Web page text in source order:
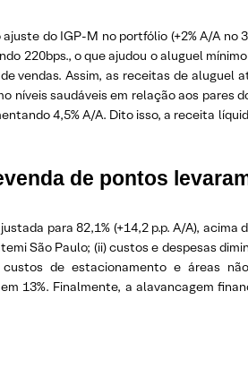
do IGP-M no portfólio (+2% A/A no
220bps., o que ajudou o aluguel
Assim, as receitas de aluguel
níveis saudáveis em relação aos pares
4,5% A/A. Dito isso, a receita
de pontos
para 82,1% (+14,2 p.p. A/A),
São Paulo; (ii) custos e despesas
de estacionamento e áreas
13%. Finalmente, a alavancagem